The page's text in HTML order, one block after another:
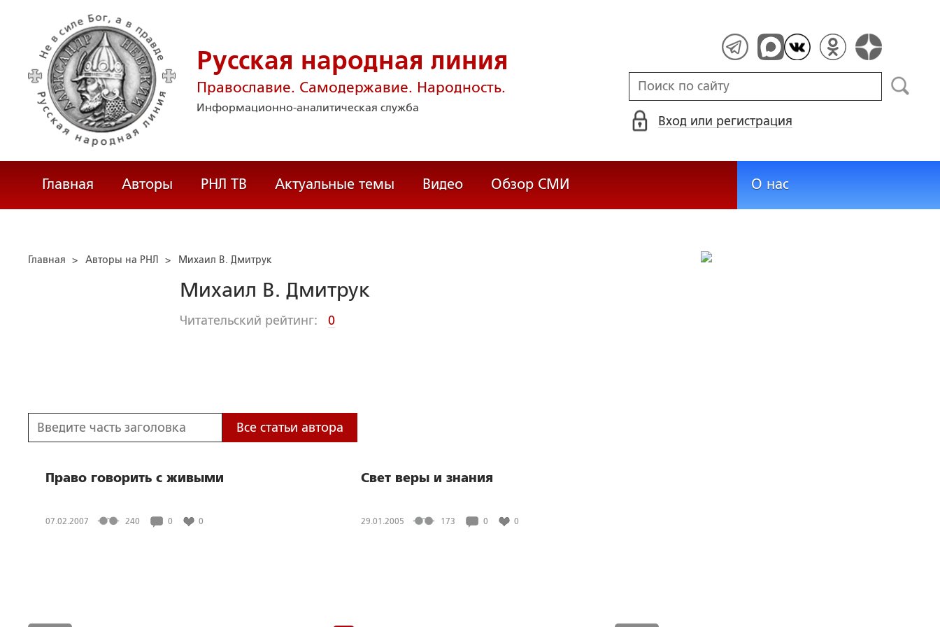
Русская народная линия
Православие. Самодержавие. Народность.
Информационно-аналитическая служба
Вход или регистрация
Главная Авторы РНЛ ТВ Актуальные темы Видео Обзор СМИ О нас
Главная > Авторы на РНЛ > Михаил В. Дмитрук
Михаил В. Дмитрук
Читательский рейтинг: 0
Все статьи автора
Право говорить с живыми
07.02.2007 240 0 0
Свет веры и знания
29.01.2005 173 0 0